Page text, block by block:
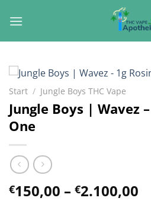
Inhalt
Start / Jungle Boys THC Vape
Jungle Boys | Wavez
One
€150,00 – €2.100,00